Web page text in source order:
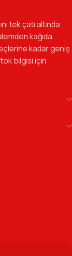
yüzlü ve çözüm
birlikleri ve global
ağımızı her
yanınızda.
için
tek çatı altında
kağıda,
kadar geniş
bilgisi için